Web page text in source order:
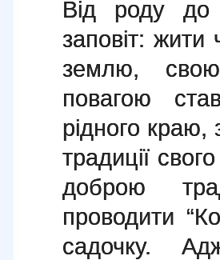
Від роду до
заповіт:
землю,
повагою
рідного краю,
традиції
доброю
проводити
садочку.